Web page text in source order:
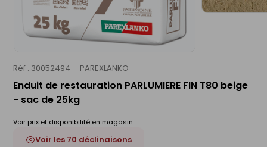
Réf : 30052494 PAREXLANKO
Enduit de restauration PARLUMIERE FIN T80 beige
- sac de 25kg
Voir prix et disponibilité en magasin
Voir les 70 déclinaisons